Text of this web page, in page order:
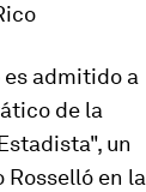
es admitido a
de la
un
en la